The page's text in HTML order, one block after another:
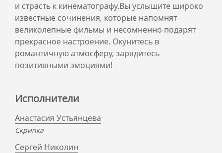
и страсть к кинематографу.Вы услышите широко
известные сочинения, которые напомнят
великолепные фильмы и несомненно подарят
прекрасное настроение. Окунитесь в
романтичную атмосферу, зарядитесь
позитивными эмоциями!
Исполнители
Анастасия Устьянцева
Скрипка
Сергей Николин